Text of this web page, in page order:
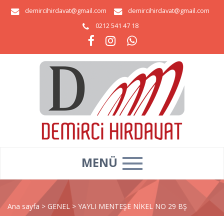
demircihirdavat@gmail.com
demircihirdavat@gmail.com
0212 541 47 18
MENÜ
Ana sayfa > GENEL > YAYLI MENTEŞE NİKEL NO 29 BŞ